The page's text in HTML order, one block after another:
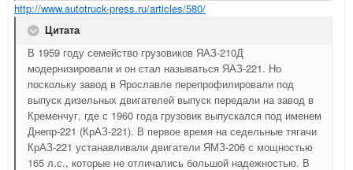
http://www.autotruck-press.ru/articles/580/
Цитата
В 1959 году семейство грузовиков ЯАЗ-210Д
модернизировали и он стал называться ЯАЗ-221. Но
поскольку завод в Ярославле перепрофилировали под
выпуск дизельных двигателей выпуск передали на завод в
Кременчуг, где с 1960 года грузовик выпускался под именем
Днепр-221 (КрАЗ-221). В первое время на седельные тягачи
КрАЗ-221 устанавливали двигатели ЯМЗ-206 с мощностью
165 л.с., которые не отличались большой надежностью. В